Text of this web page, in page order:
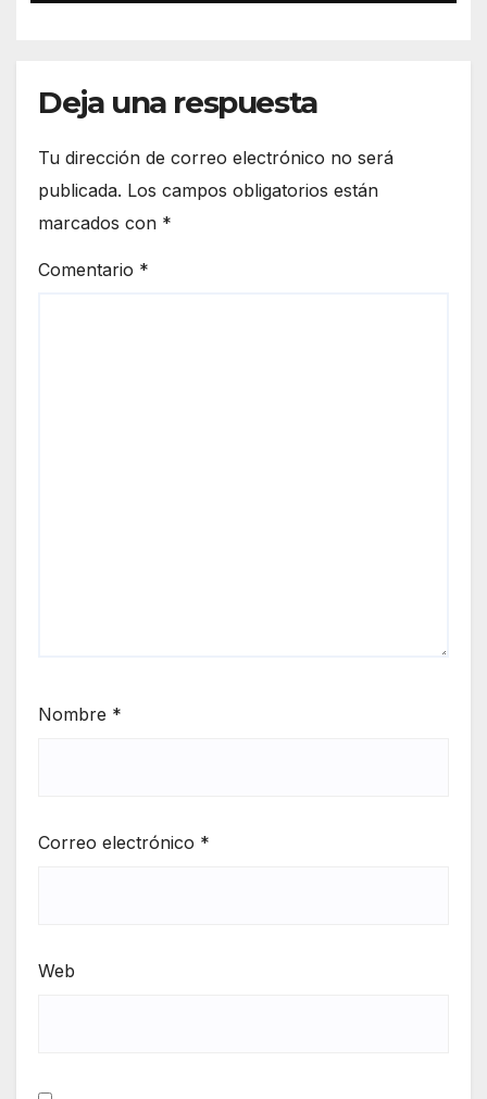
Deja una respuesta
Tu dirección de correo electrónico no será
publicada. Los campos obligatorios están
marcados con *
Comentario *
Nombre *
Correo electrónico *
Web